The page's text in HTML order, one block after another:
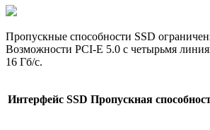
Пропуcкные способности SSD
Возможности PCI-E 5.0 с четырьмя
16 Гб/с.
Интерфейс SSD Пропускная